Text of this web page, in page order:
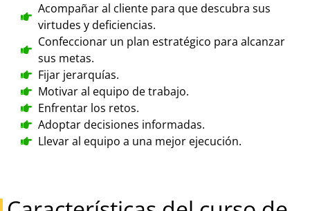
Acompañar al cliente para que descubra sus
virtudes y deficiencias.
Confeccionar un plan estratégico para alcanzar
sus metas.
Fijar jerarquías.
Motivar al equipo de trabajo.
Enfrentar los retos.
Adoptar decisiones informadas.
Llevar al equipo a una mejor ejecución.